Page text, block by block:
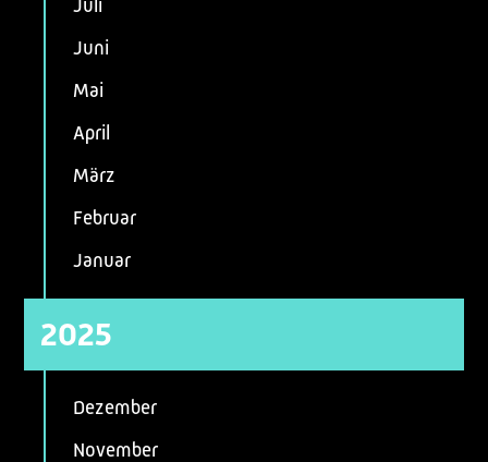
Juli
Juni
Mai
April
März
Februar
Januar
2025
Dezember
November